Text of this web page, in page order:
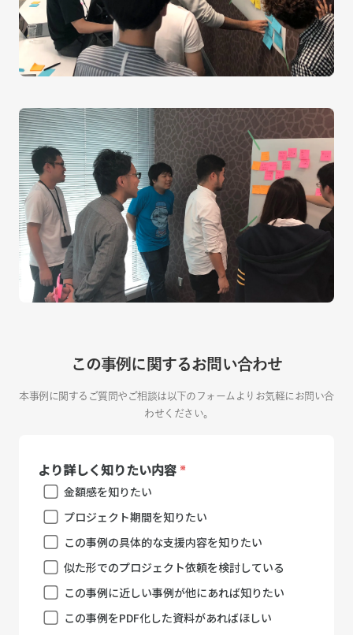
この事例に関するお問い合わせ
本事例に関するご質問やご相談は以下のフォームよりお気軽にお問い合
わせください。